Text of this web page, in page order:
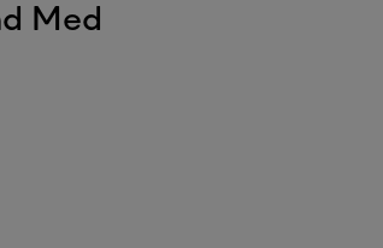
Med